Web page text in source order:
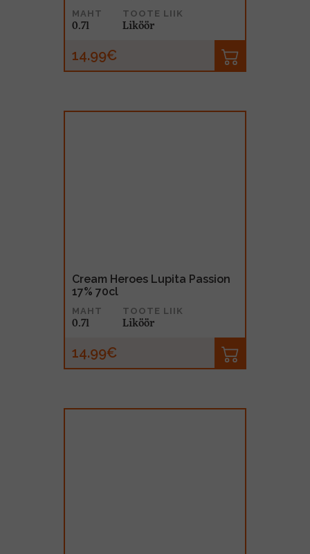
MAHT
0.7l
TOOTE LIIK
Liköör
14.99€
Cream Heroes Lupita Passion
17% 70cl
MAHT
0.7l
TOOTE LIIK
Liköör
14.99€